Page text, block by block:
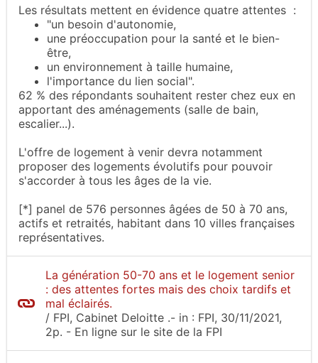
Les résultats mettent en évidence quatre attentes :
"un besoin d'autonomie,
une préoccupation pour la santé et le bien-
être,
un environnement à taille humaine,
l'importance du lien social".
62 % des répondants souhaitent rester chez eux en
apportant des aménagements (salle de bain,
escalier...).
L'offre de logement à venir devra notamment
proposer des logements évolutifs pour pouvoir
s'accorder à tous les âges de la vie.
[*] panel de 576 personnes âgées de 50 à 70 ans,
actifs et retraités, habitant dans 10 villes françaises
représentatives.
La génération 50-70 ans et le logement senior
: des attentes fortes mais des choix tardifs et
mal éclairés.
/ FPI, Cabinet Deloitte .- in : FPI, 30/11/2021,
2p. - En ligne sur le site de la FPI